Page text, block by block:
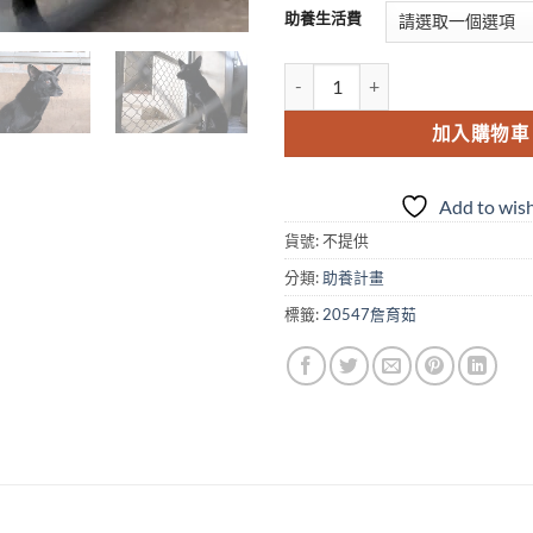
助養生活費
加入購物車
Add to
貨號:不提供
分類: 助養計畫
標籤: 20547詹育茹